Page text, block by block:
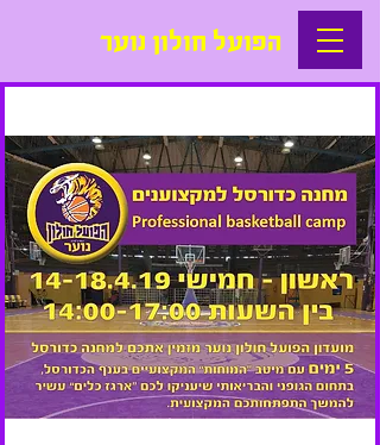
הפועל חולון נוער